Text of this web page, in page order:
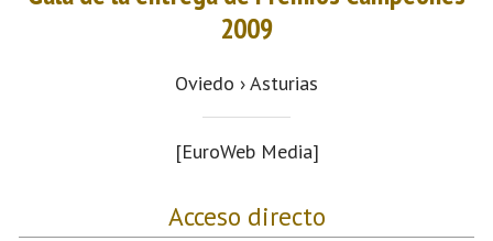
2009
Oviedo › Asturias
[EuroWeb Media]
Acceso directo